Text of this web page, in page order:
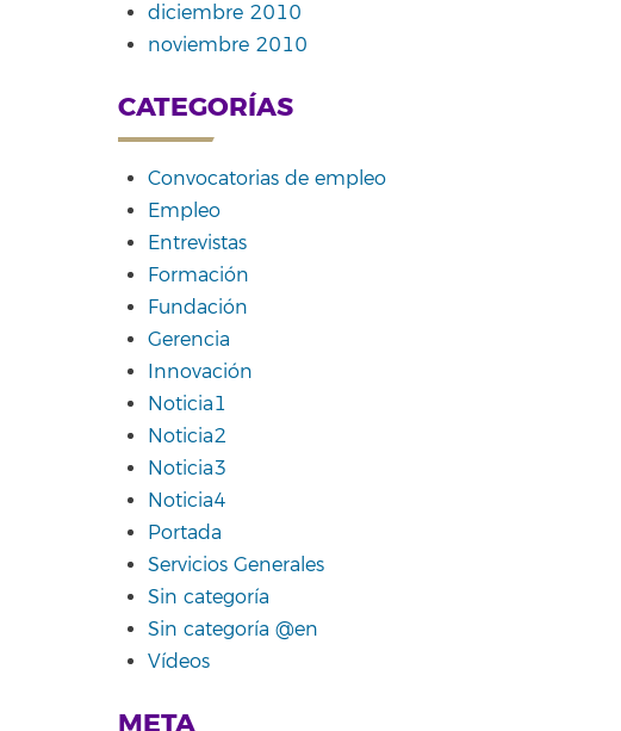
diciembre 2010
noviembre 2010
CATEGORÍAS
Convocatorias de empleo
Empleo
Entrevistas
Formación
Fundación
Gerencia
Innovación
Noticia1
Noticia2
Noticia3
Noticia4
Portada
Servicios Generales
Sin categoría
Sin categoría @en
Vídeos
META